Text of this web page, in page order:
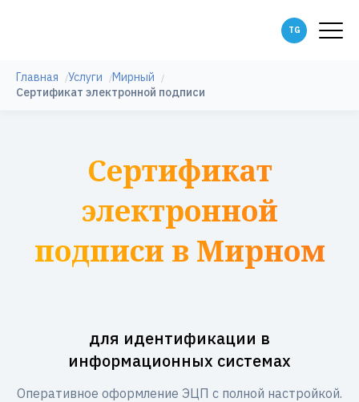
Главная Услуги
Мирный
Сертификат электронной подписи
Сертификат
электронной
подписи в Мирном
для идентификации в
информационных системах
Оперативное оформление ЭЦП с полной настройкой.